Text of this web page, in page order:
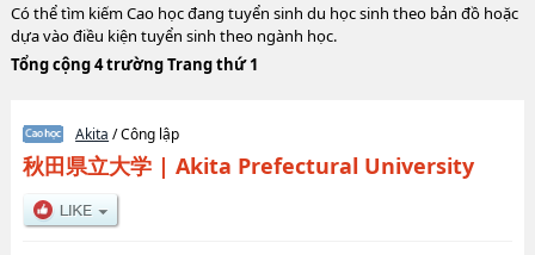
Có thể tìm kiếm Cao học đang tuyển sinh du học sinh theo bản đồ hoặc
dựa vào điều kiện tuyển sinh theo ngành học.
Tổng cộng 4 trường Trang thứ 1
Akita / Công lập
秋田県立大学| Akita Prefectural University